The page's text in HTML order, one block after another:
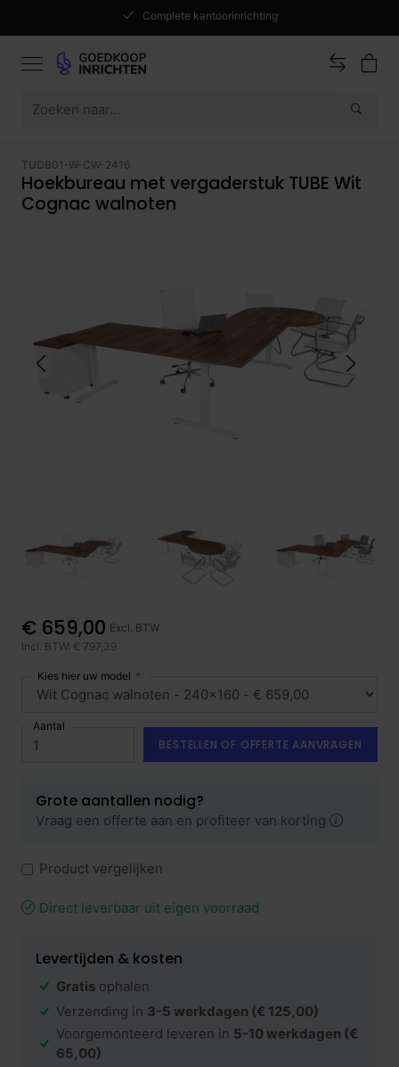
Complete kantoorinrichting
TUDB01-W-CW-2416
Hoekbureau met vergaderstuk TUBE Wit
Cognac walnoten
€ 659,00 Excl. BTW
Incl. BTW: € 797,39
Kies hier uw model
Aantal
BESTELLEN OF OFFERTE AANVRAGEN
Grote aantallen nodig?
Vraag een offerte aan en profiteer van korting
Product vergelijken
Direct leverbaar uit eigen voorraad
Levertijden & kosten
Gratis ophalen
Verzending in 3-5 werkdagen (€ 125,00)
Voorgemonteerd leveren in 5-10 werkdagen (€
65,00)